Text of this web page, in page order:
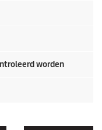
worden